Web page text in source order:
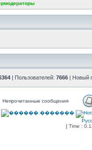
| Пользователей: 7666 | Новый
Непрочитанные сообщения
[ Time :